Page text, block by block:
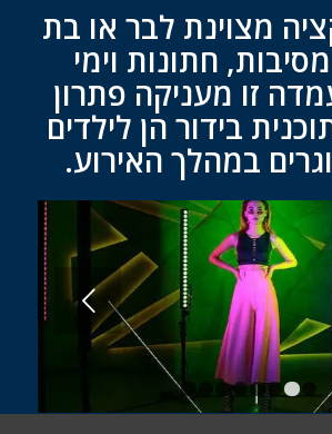
מצוינת לבר או בת
חתונות וימי
זו מעניקה פתרון
בידור הן לילדים
במהלך האירוע.
הקודם
1 2